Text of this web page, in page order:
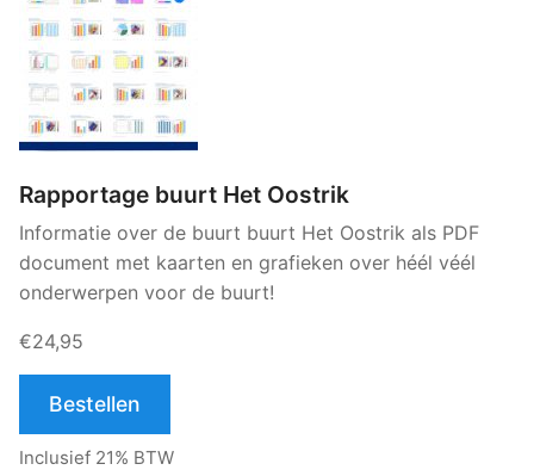
Rapportage buurt Het Oostrik
Informatie over de buurt buurt Het Oostrik als PDF
document met kaarten en grafieken over héél véél
onderwerpen voor de buurt!
€24,95
Bestellen
Inclusief 21% BTW